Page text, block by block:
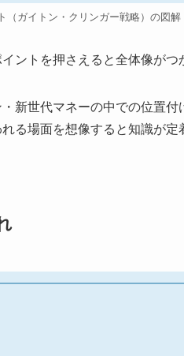
（ガイトン・クリンガー戦略）の図解
ントを押さえると全体像がつ
新世代マネーの中での位置付
る場面を想像すると知識が定